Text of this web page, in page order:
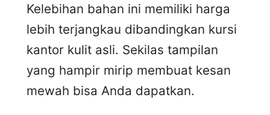
Kelebihan bahan ini memiliki harga
lebih terjangkau dibandingkan kursi
kantor kulit asli. Sekilas tampilan
yang hampir mirip membuat kesan
mewah bisa Anda dapatkan.